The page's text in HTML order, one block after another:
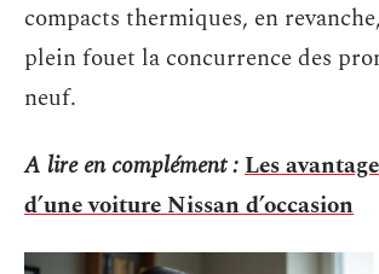
compacts thermiques, en
plein fouet la concurrence des
neuf.
A lire en complément :Les
d’une voiture Nissan d’occasion